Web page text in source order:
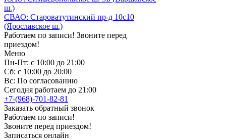
ш.)
СВАО: Староватутинский пр-д 10с10
(Ярославское ш.)
Работаем по записи! Звоните перед
приездом!
Меню
Пн-Пт: с 10:00 до 21:00
Сб: с 10:00 до 20:00
Вс: По согласованию
Сегодня работаем до 21:00
+7-(968)-701-82-81
Заказать обратный звонок
Работаем по записи!
Звоните перед приездом!
Записаться онлайн